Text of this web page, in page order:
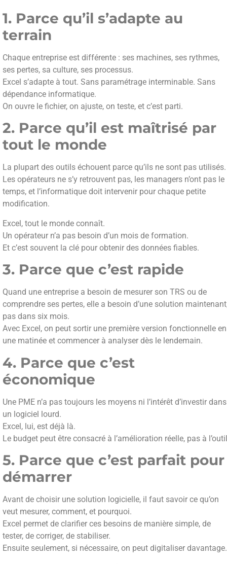
1. Parce qu’il s’adapte au
terrain
Chaque entreprise est différente : ses machines, ses rythmes,
ses pertes, sa culture, ses processus.
Excel s’adapte à tout. Sans paramétrage interminable. Sans
dépendance informatique.
On ouvre le fichier, on ajuste, on teste, et c’est parti.
2. Parce qu’il est maîtrisé par
tout le monde
La plupart des outils échouent parce qu’ils ne sont pas utilisés.
Les opérateurs ne s’y retrouvent pas, les managers n’ont pas le
temps, et l’informatique doit intervenir pour chaque petite
modification.
Excel, tout le monde connaît.
Un opérateur n’a pas besoin d’un mois de formation.
Et c’est souvent la clé pour obtenir des données fiables.
3. Parce que c’est rapide
Quand une entreprise a besoin de mesurer son TRS ou de
comprendre ses pertes, elle a besoin d’une solution
pas dans six mois.
Avec Excel, on peut sortir une première version fonctionnelle en
une matinée et commencer à analyser dès le lendemain.
4. Parce que c’est
économique
Une PME n’a pas toujours les moyens ni l’intérêt d’investir dans
un logiciel lourd.
Excel, lui, est déjà là.
Le budget peut être consacré à l’amélioration réelle, pas à
5. Parce que c’est parfait pour
démarrer
Avant de choisir une solution logicielle, il faut savoir ce qu’on
veut mesurer, comment, et pourquoi.
Excel permet de clarifier ces besoins de manière simple, de
tester, de corriger, de stabiliser.
Ensuite seulement, si nécessaire, on peut digitaliser davantage.